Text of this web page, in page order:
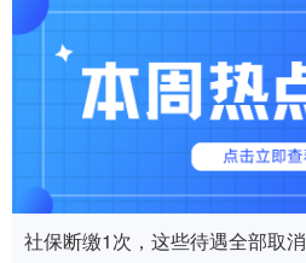
社保断缴1次，这些待遇全部取消